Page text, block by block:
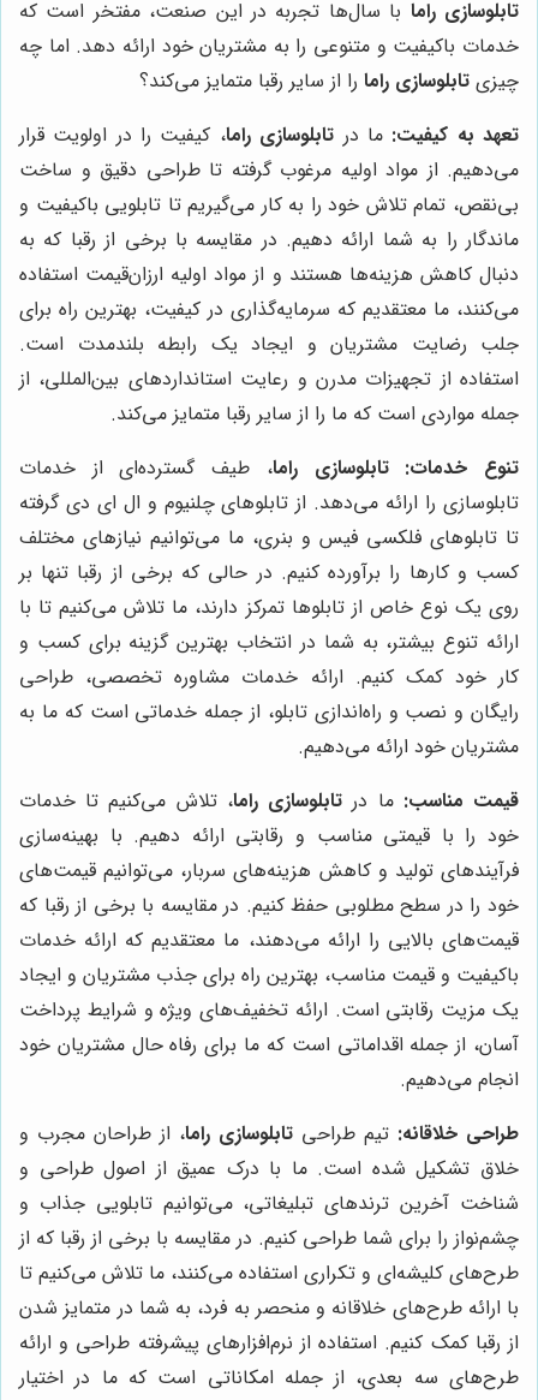
تابلوسازی راما با سال‌ها تجربه در این صنعت، مفتخر است که
خدمات باکیفیت و متنوعی را به مشتریان خود ارائه دهد. اما چه
چیزی تابلوسازی راما را از سایر رقبا متمایز می‌کند؟
تعهد به کیفیت: ما در تابلوسازی راما، کیفیت را در اولویت قرار
می‌دهیم. از مواد اولیه مرغوب گرفته تا طراحی دقیق و ساخت
بی‌نقص، تمام تلاش خود را به کار می‌گیریم تا تابلویی باکیفیت و
ماندگار را به شما ارائه دهیم. در مقایسه با برخی از رقبا که به
دنبال کاهش هزینه‌ها هستند و از مواد اولیه ارزان‌قیمت استفاده
می‌کنند، ما معتقدیم که سرمایه‌گذاری در کیفیت، بهترین راه برای
جلب رضایت مشتریان و ایجاد یک رابطه بلندمدت است.
استفاده از تجهیزات مدرن و رعایت استانداردهای بین‌المللی، از
جمله مواردی است که ما را از سایر رقبا متمایز می‌کند.
تنوع خدمات: تابلوسازی راما، طیف گسترده‌ای از خدمات
تابلوسازی را ارائه می‌دهد. از تابلوهای چلنیوم و ال ای دی گرفته
تا تابلوهای فلکسی فیس و بنری، ما می‌توانیم نیازهای مختلف
کسب و کارها را برآورده کنیم. در حالی که برخی از رقبا تنها بر
روی یک نوع خاص از تابلوها تمرکز دارند، ما تلاش می‌کنیم تا با
ارائه تنوع بیشتر، به شما در انتخاب بهترین گزینه برای کسب و
کار خود کمک کنیم. ارائه خدمات مشاوره تخصصی، طراحی
رایگان و نصب و راه‌اندازی تابلو، از جمله خدماتی است که ما به
مشتریان خود ارائه می‌دهیم.
قیمت مناسب: ما در تابلوسازی راما، تلاش می‌کنیم تا خدمات
خود را با قیمتی مناسب و رقابتی ارائه دهیم. با بهینه‌سازی
فرآیندهای تولید و کاهش هزینه‌های سربار، می‌توانیم قیمت‌های
خود را در سطح مطلوبی حفظ کنیم. در مقایسه با برخی از رقبا که
قیمت‌های بالایی را ارائه می‌دهند، ما معتقدیم که ارائه خدمات
باکیفیت و قیمت مناسب، بهترین راه برای جذب مشتریان و ایجاد
یک مزیت رقابتی است. ارائه تخفیف‌های ویژه و شرایط پرداخت
آسان، از جمله اقداماتی است که ما برای رفاه حال مشتریان خود
انجام می‌دهیم.
طراحی خلاقانه: تیم طراحی تابلوسازی راما، از طراحان مجرب و
خلاق تشکیل شده است. ما با درک عمیق از اصول طراحی و
شناخت آخرین ترندهای تبلیغاتی، می‌توانیم تابلویی جذاب و
چشم‌نواز را برای شما طراحی کنیم. در مقایسه با برخی از رقبا که از
طرح‌های کلیشه‌ای و تکراری استفاده می‌کنند، ما تلاش می‌کنیم تا
با ارائه طرح‌های خلاقانه و منحصر به فرد، به شما در متمایز شدن
از رقبا کمک کنیم. استفاده از نرم‌افزارهای پیشرفته طراحی و ارائه
طرح‌های سه بعدی، از جمله امکاناتی است که ما در اختیار